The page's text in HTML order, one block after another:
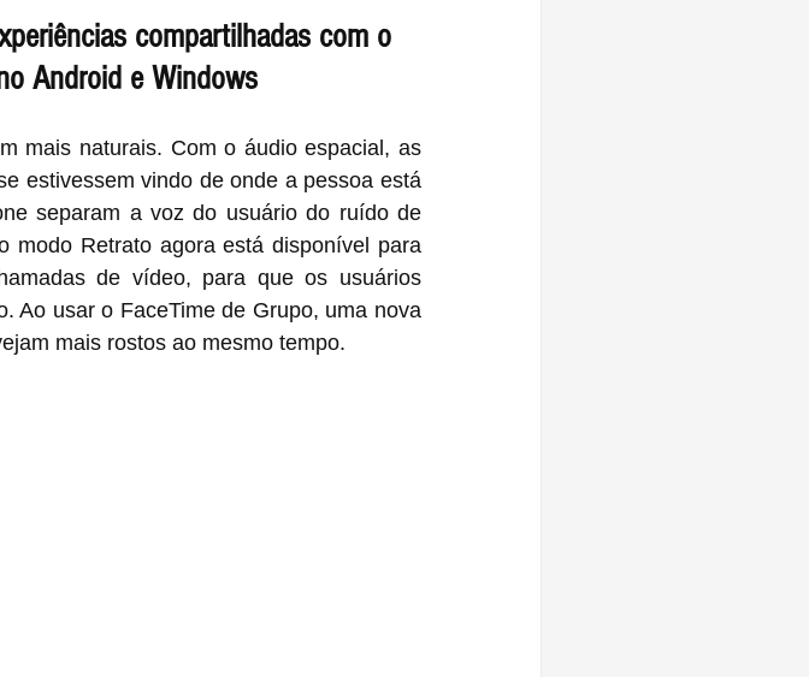
compartilhadas com o
Android e Windows
mais naturais. Com o áudio espacial, as
estivessem vindo de onde a pessoa está
separam a voz do usuário do ruído de
modo Retrato agora está disponível para
de vídeo, para que os usuários
Ao usar o FaceTime de Grupo, uma nova
mais rostos ao mesmo tempo.